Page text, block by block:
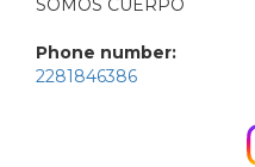
SOMOS CUERPO
Phone number:
2281846386